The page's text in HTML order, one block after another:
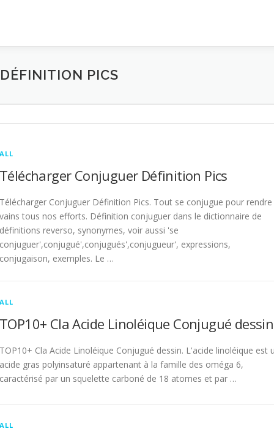
PICS
ALL
Télécharger Conjuguer Définition Pics
Télécharger Conjuguer Définition Pics. Tout se conjugue pour rendre
vains tous nos efforts. Définition conjuguer dans le dictionnaire de
définitions reverso, synonymes, voir aussi 'se
conjuguer',conjugué',conjugués',conjugueur', expressions,
conjugaison, exemples. Le …
ALL
TOP10+ Cla Acide Linoléique Conjugué dessin
TOP10+ Cla Acide Linoléique Conjugué dessin. L'acide linoléique est
acide gras polyinsaturé appartenant à la famille des oméga 6,
caractérisé par un squelette carboné de 18 atomes et par …
ALL